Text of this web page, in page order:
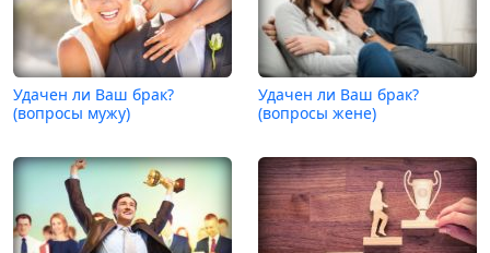
Удачен ли Ваш брак?
(вопросы мужу)
Удачен ли Ваш брак?
(вопросы жене)